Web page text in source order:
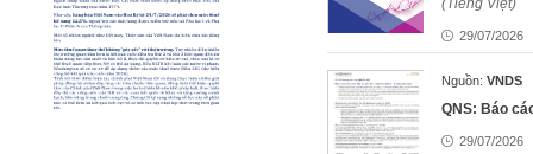
(Tiếng Việt)
29/07/2026
Nguồn: VNDS
QNS: Báo
29/07/2026